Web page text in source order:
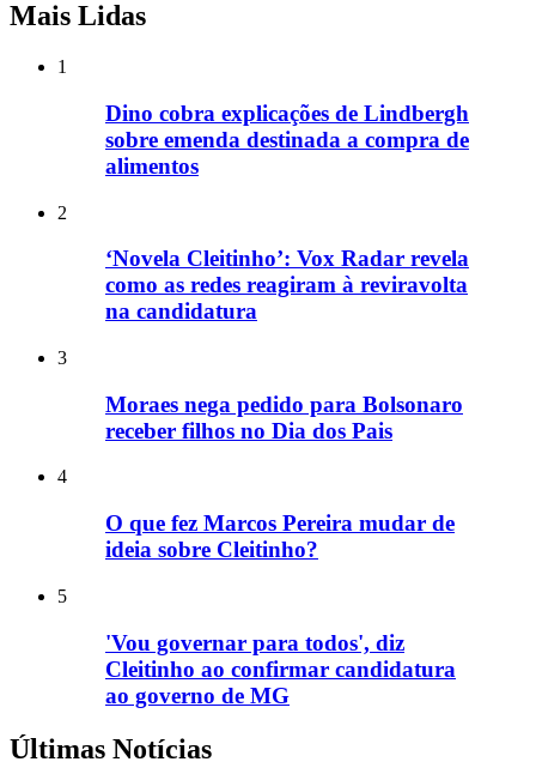
Mais Lidas
1
Dino cobra explicações de Lindbergh
sobre emenda destinada a compra de
alimentos
2
‘Novela Cleitinho’: Vox Radar revela
como as redes reagiram à reviravolta
na candidatura
3
Moraes nega pedido para Bolsonaro
receber filhos no Dia dos Pais
4
O que fez Marcos Pereira mudar de
ideia sobre Cleitinho?
5
'Vou governar para todos', diz
Cleitinho ao confirmar candidatura
ao governo de MG
Últimas Notícias